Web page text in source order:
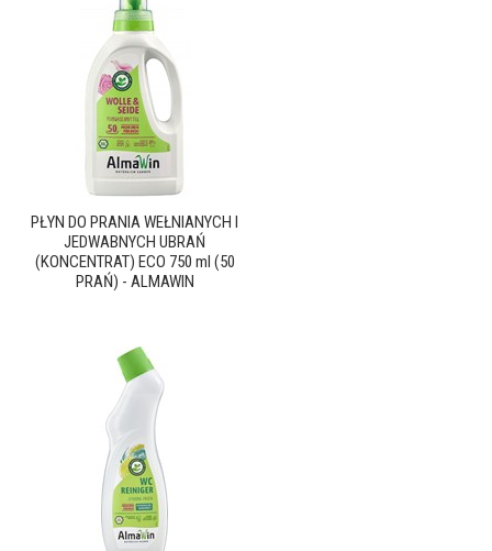
PŁYN DO PRANIA WEŁNIANYCH I
JEDWABNYCH UBRAŃ
(KONCENTRAT) ECO 750 ml (50
PRAŃ) - ALMAWIN